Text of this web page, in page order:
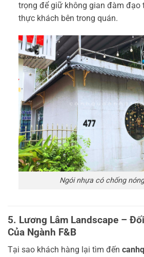
trọng để giữ không gian đàm đạo
thực khách bên trong quán.
Ngói nhựa có chống
5. Lương Lâm Landscape –
Của Ngành F&B
Tại sao khách hàng lại tìm đến